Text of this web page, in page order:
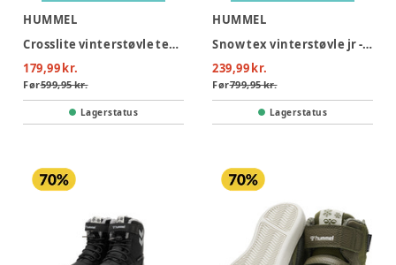
HUMMEL
Crosslite vinterstøvle tex jr - 8719
179,99 kr.
Før599,95 kr.
Lagerstatus
HUMMEL
Snow tex vinterstøvle jr - 2412
239,99 kr.
Før799,95 kr.
Lagerstatus